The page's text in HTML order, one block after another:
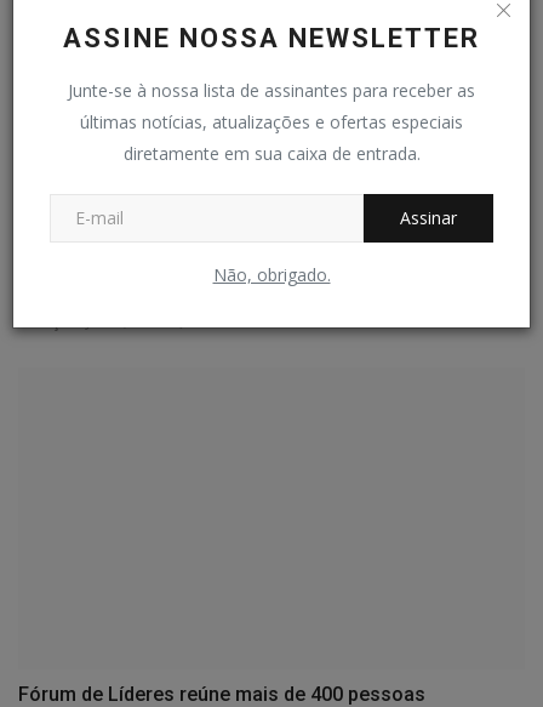
ASSINE NOSSA NEWSLETTER
Junte-se à nossa lista de assinantes para receber as
últimas notícias, atualizações e ofertas especiais
diretamente em sua caixa de entrada.
Assinar
Não, obrigado.
Cava da Vale provoca alagamentos
Fórum de Líderes reúne mais de 400 pessoas